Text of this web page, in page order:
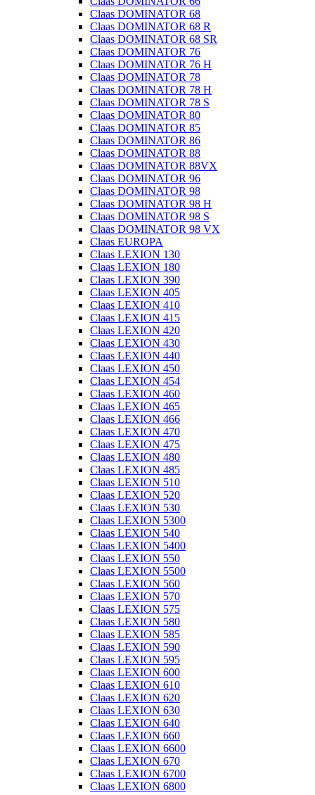
Claas DOMINATOR 68
Claas DOMINATOR 68 R
Claas DOMINATOR 68 SR
Claas DOMINATOR 76
Claas DOMINATOR 76 H
Claas DOMINATOR 78
Claas DOMINATOR 78 H
Claas DOMINATOR 78 S
Claas DOMINATOR 80
Claas DOMINATOR 85
Claas DOMINATOR 86
Claas DOMINATOR 88
Claas DOMINATOR 88VX
Claas DOMINATOR 96
Claas DOMINATOR 98
Claas DOMINATOR 98 H
Claas DOMINATOR 98 S
Claas DOMINATOR 98 VX
Claas EUROPA
Claas LEXION 130
Claas LEXION 180
Claas LEXION 390
Claas LEXION 405
Claas LEXION 410
Claas LEXION 415
Claas LEXION 420
Claas LEXION 430
Claas LEXION 440
Claas LEXION 450
Claas LEXION 454
Claas LEXION 460
Claas LEXION 465
Claas LEXION 466
Claas LEXION 470
Claas LEXION 475
Claas LEXION 480
Claas LEXION 485
Claas LEXION 510
Claas LEXION 520
Claas LEXION 530
Claas LEXION 5300
Claas LEXION 540
Claas LEXION 5400
Claas LEXION 550
Claas LEXION 5500
Claas LEXION 560
Claas LEXION 570
Claas LEXION 575
Claas LEXION 580
Claas LEXION 585
Claas LEXION 590
Claas LEXION 595
Claas LEXION 600
Claas LEXION 610
Claas LEXION 620
Claas LEXION 630
Claas LEXION 640
Claas LEXION 660
Claas LEXION 6600
Claas LEXION 670
Claas LEXION 6700
Claas LEXION 6800